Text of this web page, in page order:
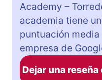
Academy –
academia tiene
puntuación
empresa de
Dejar una